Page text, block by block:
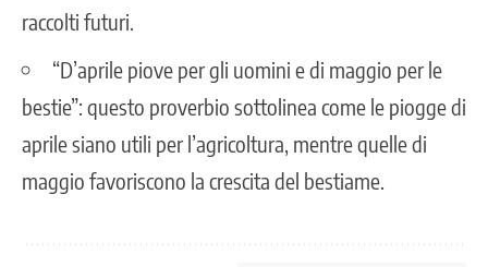
raccolti futuri.
“D’aprile piove per gli uomini e di maggio per le
bestie”: questo proverbio sottolinea come le piogge di
aprile siano utili per l’agricoltura, mentre quelle di
maggio favoriscono la crescita del bestiame.